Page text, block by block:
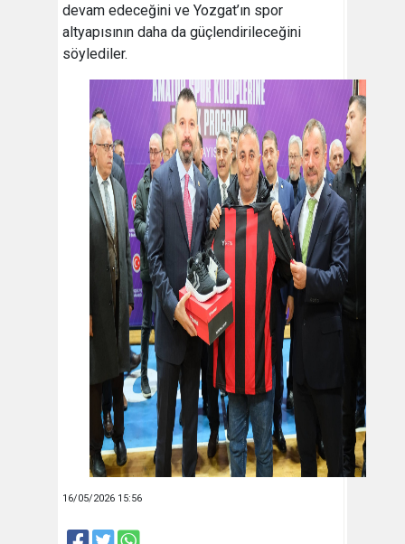
devam edeceğini ve Yozgat’ın spor
altyapısının daha da güçlendirileceğini
söylediler.
16/05/2026 15:56